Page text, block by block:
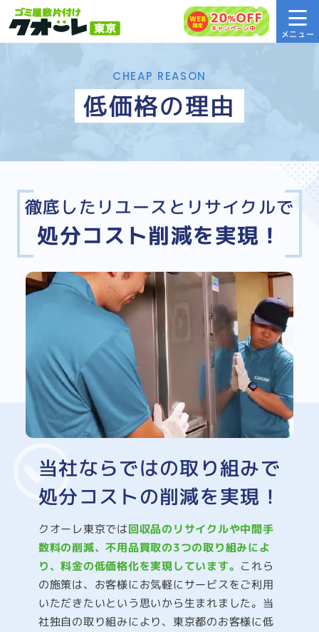
CHEAP REASON
低価格の理由
徹底したリユースとリサイクルで
処分コスト削減を実現！
当社ならではの取り組みで
処分コストの削減を実現！
クオーレ東京では回収品のリサイクルや中間手
数料の削減、不用品買取の3つの取り組みによ
り、料金の低価格化を実現しています。 これら
の施策は、お客様にお気軽にサービスをご利用
いただきたいという思いから生まれました。当
社独自の取り組みにより、東京都のお客様に低